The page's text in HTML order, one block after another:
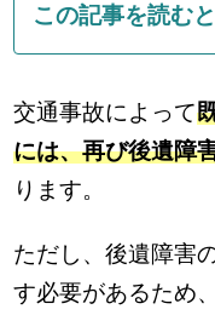
この記事を読む
交通事故によって
には、再び後遺障
ります。
ただし、後遺障害
す必要があるため